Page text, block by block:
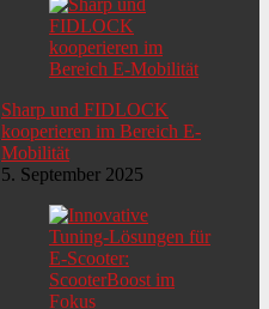
Sharp und FIDLOCK
kooperieren im Bereich E-
Mobilität
5. September 2025